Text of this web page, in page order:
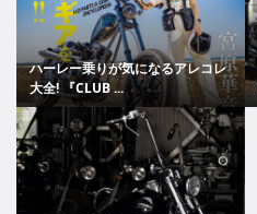
ハーレー乗りが気になるアレコレ
大全! 『CLUB ...